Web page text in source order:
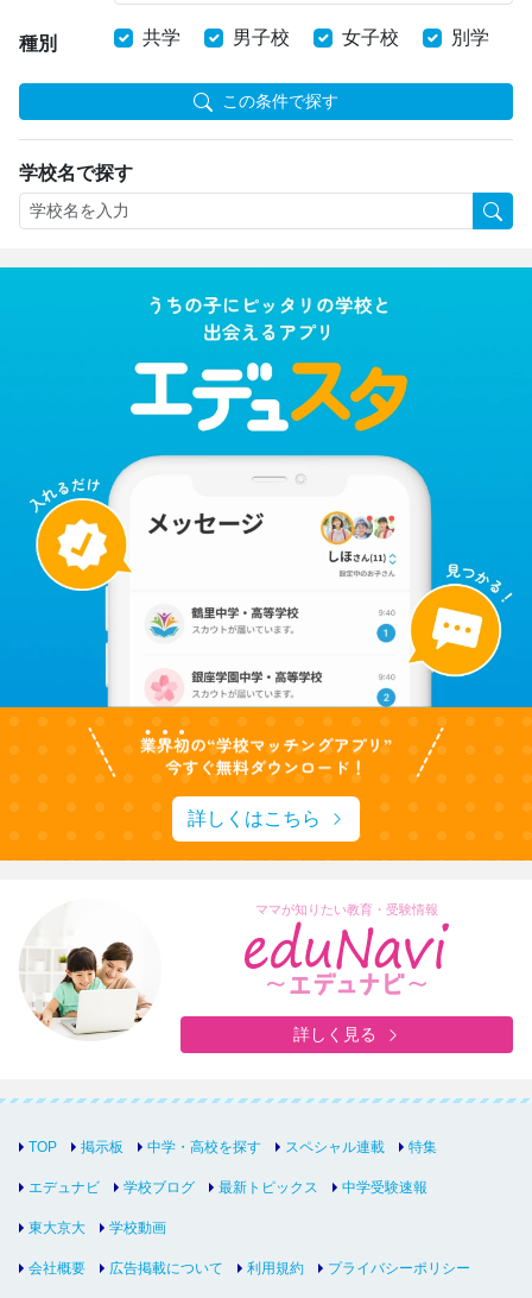
種別 共学 男子校 女子校 別学
この条件で探す
学校名で探す
詳しくはこちら
ママが知りたい教育・受験情報
詳しく見る
TOP 掲示板 中学・高校を探す スペシャル連載 特集
エデュナビ 学校ブログ 最新トピックス 中学受験速報
東大京大 学校動画
会社概要 広告掲載について 利用規約 プライバシーポリシー